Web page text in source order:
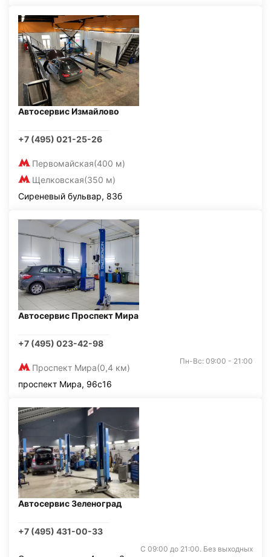
Автосервис Измайлово
+7 (495) 021-25-26
Первомайская(400 м)
Щелковская(350 м)
Сиреневый бульвар, 83б
Автосервис Проспект Мира
+7 (495) 023-42-98
Проспект Мира(0,4 км)
Пн-Вс: 09:00 - 21:00
проспект Мира, 96с16
Автосервис Зеленоград
+7 (495) 431-00-33
С 09:00 до 21:00. Без выходных